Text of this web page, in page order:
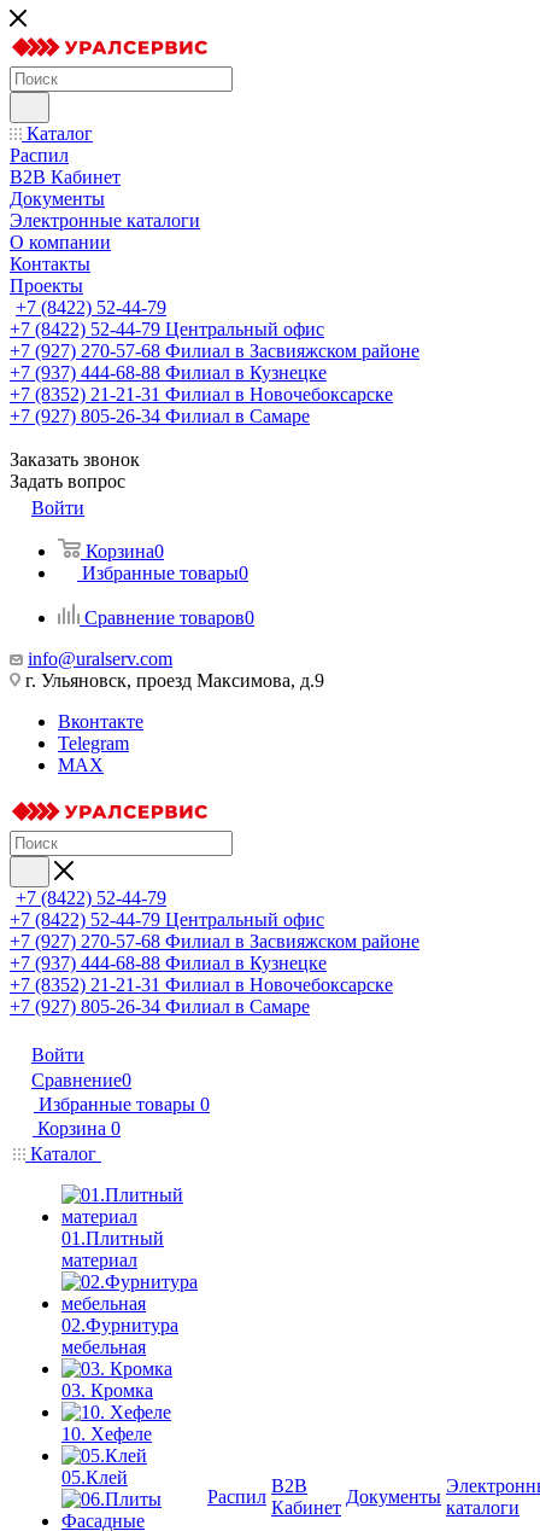
Каталог
Распил
B2B Кабинет
Документы
Электронные каталоги
О компании
Контакты
Проекты
+7 (8422) 52-44-79
+7 (8422) 52-44-79 Центральный офис
+7 (927) 270-57-68 Филиал в Засвияжском районе
+7 (937) 444-68-88 Филиал в Кузнецке
+7 (8352) 21-21-31 Филиал в Новочебоксарске
+7 (927) 805-26-34 Филиал в Самаре
Заказать звонок
Задать вопрос
Войти
Корзина0
Избранные товары0
Сравнение товаров0
info@uralserv.com
г. Ульяновск, проезд Максимова, д.9
Вконтакте
Telegram
MAX
+7 (8422) 52-44-79
+7 (8422) 52-44-79 Центральный офис
+7 (927) 270-57-68 Филиал в Засвияжском районе
+7 (937) 444-68-88 Филиал в Кузнецке
+7 (8352) 21-21-31 Филиал в Новочебоксарске
+7 (927) 805-26-34 Филиал в Самаре
Войти
Сравнение0
Избранные товары 0
Корзина 0
Каталог
01.Плитный
материал
02.Фурнитура
мебельная
03. Кромка
10. Хефеле
05.Клей
Распил
B2B
Кабинет
Документы
каталоги